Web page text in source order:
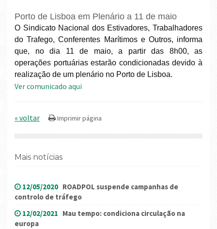
Porto de Lisboa em Plenário a 11 de maio
O Sindicato Nacional dos Estivadores, Trabalhadores
do Trafego, Conferentes Marítimos e Outros, informa
que, no dia 11 de maio, a partir das 8h00, as
operações portuárias estarão condicionadas devido à
realização de um plenário no Porto de Lisboa.
Ver comunicado aqui
« voltar
Mais notícias
12/05/2020 ROADPOL suspende campanhas de
controlo de tráfego
12/02/2021 Mau tempo: condiciona circulação na
europa